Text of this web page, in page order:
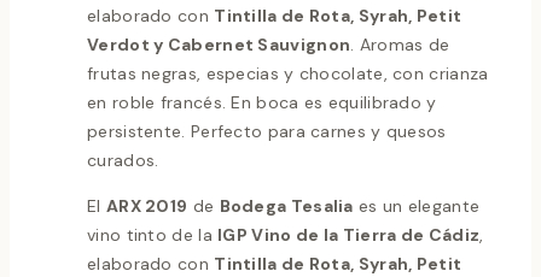
elaborado con Tintilla de Rota, Syrah, Petit
Verdot y Cabernet Sauvignon. Aromas de
frutas negras, especias y chocolate, con crianza
en roble francés. En boca es equilibrado y
persistente. Perfecto para carnes y quesos
curados.
El ARX 2019 de Bodega Tesalia es un elegante
vino tinto de la IGP Vino de la Tierra de Cádiz,
elaborado con Tintilla de Rota, Syrah, Petit